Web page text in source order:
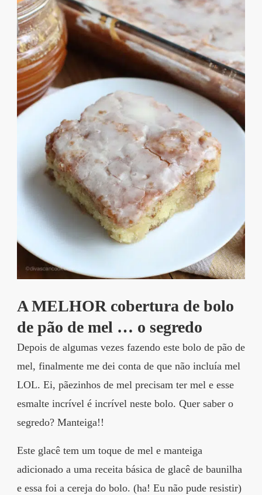
A MELHOR cobertura de bolo
de pão de mel … o segredo
Depois de algumas vezes fazendo este bolo de pão de
mel, finalmente me dei conta de que não incluía mel
LOL. Ei, pãezinhos de mel precisam ter mel e esse
esmalte incrível é incrível neste bolo. Quer saber o
segredo? Manteiga!!
Este glacê tem um toque de mel e manteiga
adicionado a uma receita básica de glacê de baunilha
e essa foi a cereja do bolo. (ha! Eu não pude resistir)